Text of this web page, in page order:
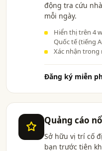
động tra cứu
mỗi ngày.
Hiển thị trên 4
Quốc tế (tiếng
Xác nhận trong
Đăng ký miễn
Quảng cáo
Sở hữu vị trí cố
bạn trước tiên